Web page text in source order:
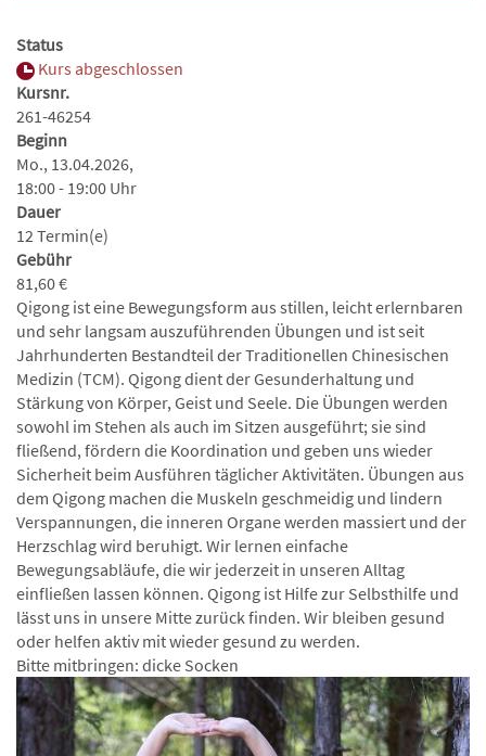
Status
Kurs abgeschlossen
Kursnr.
261-46254
Beginn
Mo., 13.04.2026,
18:00 - 19:00 Uhr
Dauer
12 Termin(e)
Gebühr
81,60 €
Qigong ist eine Bewegungsform aus stillen, leicht erlernbaren
und sehr langsam auszuführenden Übungen und ist seit
Jahrhunderten Bestandteil der Traditionellen Chinesischen
Medizin (TCM). Qigong dient der Gesunderhaltung und
Stärkung von Körper, Geist und Seele. Die Übungen werden
sowohl im Stehen als auch im Sitzen ausgeführt; sie sind
fließend, fördern die Koordination und geben uns wieder
Sicherheit beim Ausführen täglicher Aktivitäten. Übungen aus
dem Qigong machen die Muskeln geschmeidig und lindern
Verspannungen, die inneren Organe werden massiert und der
Herzschlag wird beruhigt. Wir lernen einfache
Bewegungsabläufe, die wir jederzeit in unseren Alltag
einfließen lassen können. Qigong ist Hilfe zur Selbsthilfe und
lässt uns in unsere Mitte zurück finden. Wir bleiben gesund
oder helfen aktiv mit wieder gesund zu werden.
Bitte mitbringen: dicke Socken